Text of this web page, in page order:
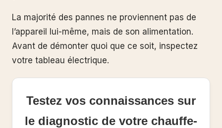
La majorité des pannes ne proviennent pas de
l’appareil lui-même, mais de son alimentation.
Avant de démonter quoi que ce soit, inspectez
votre tableau électrique.
Testez vos connaissances sur
le diagnostic de votre chauffe-